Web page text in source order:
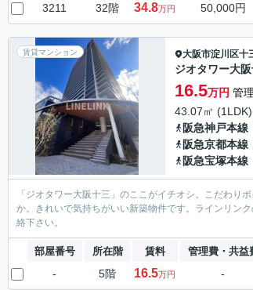
3211 32階 34.8万円 50,000円
賃貸マンション 大阪市淀川区十
ジオタワー大
16.5万円 管
43.07㎡
阪急神戸本線
阪急京都本線
阪急宝塚本線
「ジオタワー大阪十三」のここがイチオシ。こだわり
か。きれいで気持ちがいい新築物件です。ラインリン
絡下さい。
部屋番号 所在階 賃料 管理費・共益
- 5階 16.5万円 -